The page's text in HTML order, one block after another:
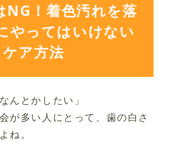
NG！着色汚れを落
やってはいけない
ケア方法
んとかしたい」
が多い人にとって、歯の白さ
ね。